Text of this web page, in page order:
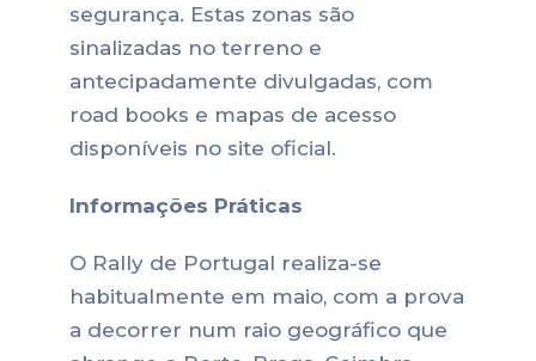
segurança. Estas zonas são
sinalizadas no terreno e
antecipadamente divulgadas, com
road books e mapas de acesso
disponíveis no site oficial.
Informações Práticas
O Rally de Portugal realiza-se
habitualmente em maio, com a prova
a decorrer num raio geográfico que